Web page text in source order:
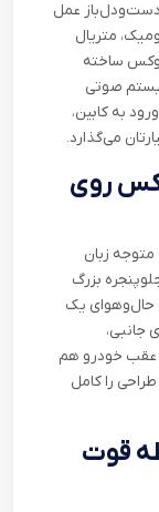
دست‌ودل‌باز عمل
متریال
ساخته
صوتی
به کابین،
می‌گذارد.
روی
متوجه زبان
بزرگ
حال‌وهوای یک
جانبی،
عقب خودرو هم
را کامل
قوت